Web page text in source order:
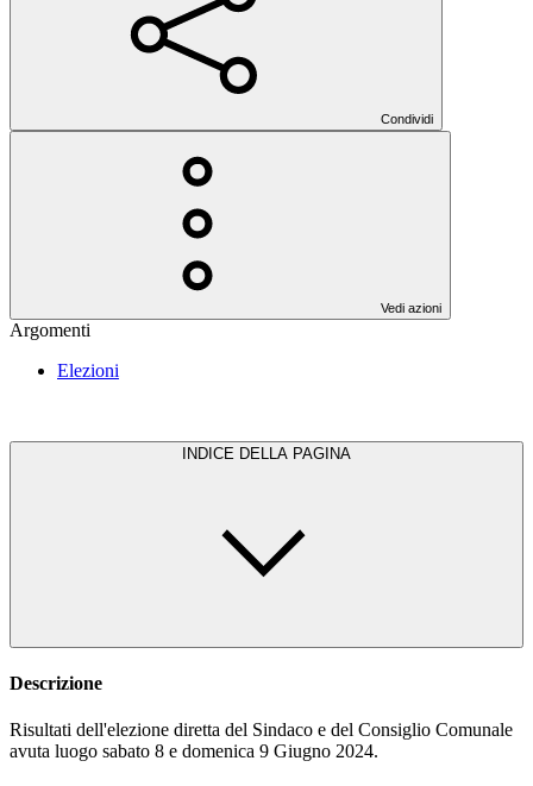
Condividi
Vedi azioni
Argomenti
Elezioni
INDICE DELLA PAGINA
Descrizione
Risultati dell'elezione diretta del Sindaco e del Consiglio Comunale
avuta luogo sabato 8 e domenica 9 Giugno 2024.